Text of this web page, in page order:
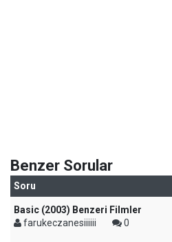
Benzer Sorular
Soru
Basic (2003) Benzeri Filmler
farukeczanesiiiiii
0